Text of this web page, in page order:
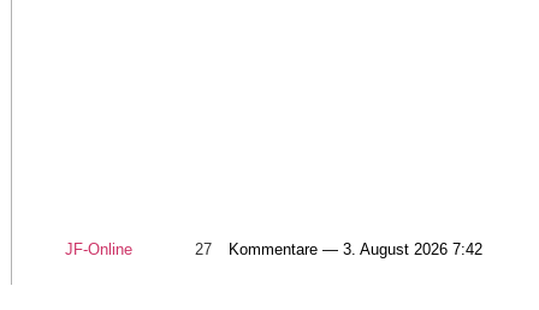
JF-Online 27 Kommentare — 3. August 2026 7:42